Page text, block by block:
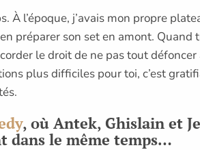
l’époque, j’avais mon propre
préparer son set en amont.
le droit de ne pas tout
plus difficiles pour toi, c’est
, où Antek, Ghislain et
dans le même temps…